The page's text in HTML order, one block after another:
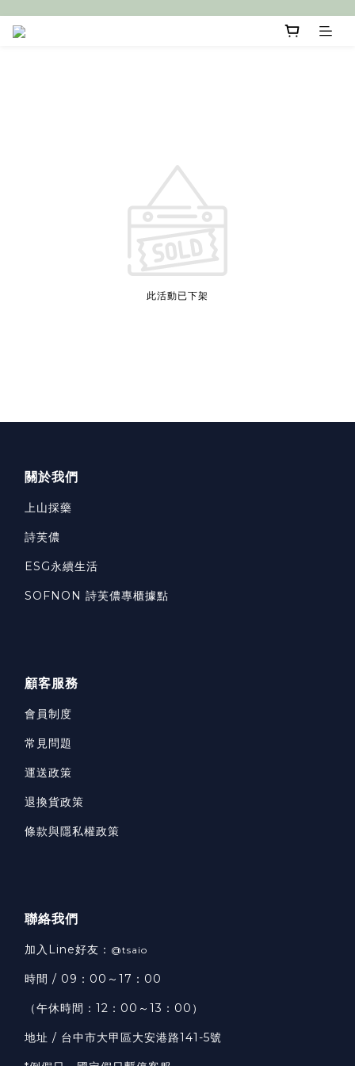
此活動已下架
關於我們
上山採藥
詩芙儂
ESG永續生活
SOFNON 詩芙儂專櫃據點
顧客服務
會員制度
常見問題
運送政策
退換貨政策
條款與隱私權政策
聯絡我們
加入Line好友： @tsaio
時間 / 09：00～17：00
（午休時間：12：00～13：00）
地址 / 台中市大甲區大安港路141-5號